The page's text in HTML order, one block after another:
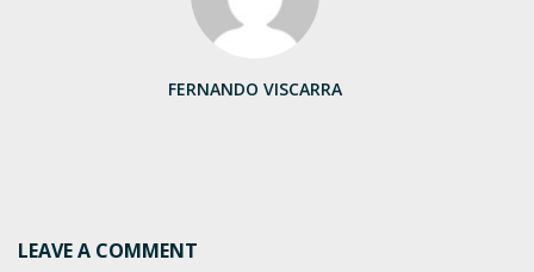
FERNANDO VISCARRA
LEAVE A COMMENT